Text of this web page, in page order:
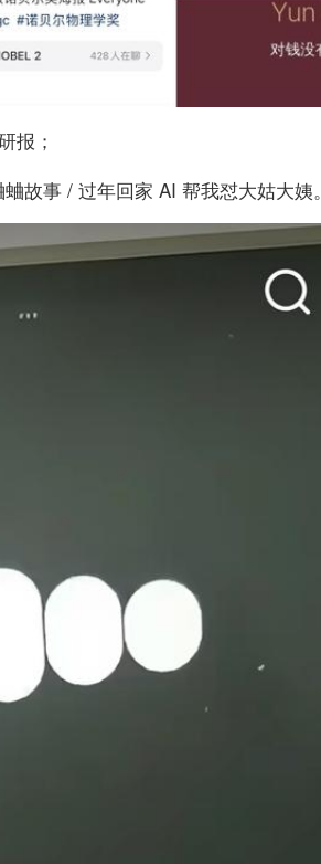
报；
故事 / 过年回家 AI 帮我怼大姑大姨。